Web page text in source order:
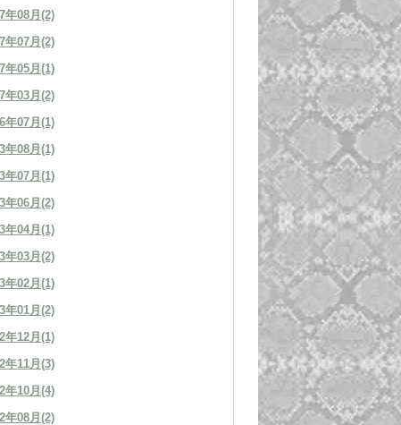
年08月(2)
年07月(2)
年05月(1)
年03月(2)
年07月(1)
年08月(1)
年07月(1)
年06月(2)
年04月(1)
年03月(2)
年02月(1)
年01月(2)
年12月(1)
年11月(3)
年10月(4)
年08月(2)